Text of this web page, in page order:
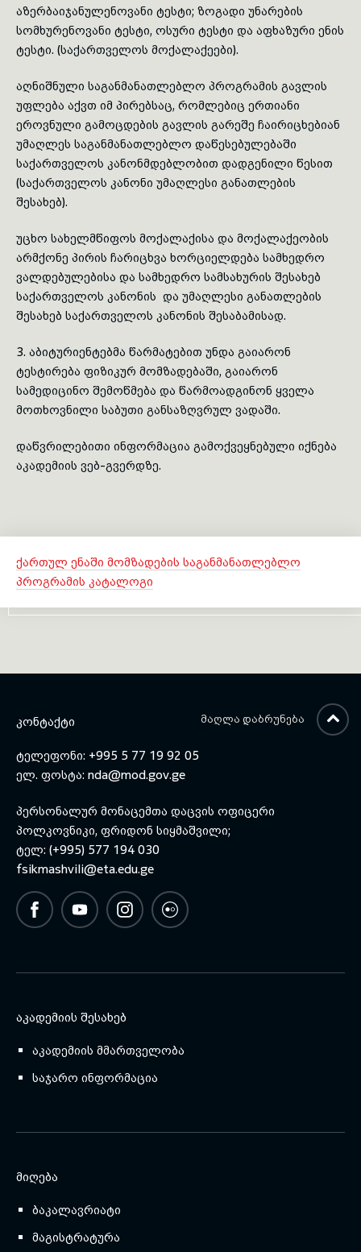
აზერბაიჯანულენოვანი ტესტი; ზოგადი უნარების
სომხურენოვანი ტესტი, ოსური ტესტი და აფხაზური ენის
ტესტი. (საქართველოს მოქალაქეები).
აღნიშნული საგანმანათლებლო პროგრამის გავლის
უფლება აქვთ იმ პირებსაც, რომლებიც ერთიანი
ეროვნული გამოცდების გავლის გარეშე ჩაირიცხებიან
უმაღლეს საგანმანათლებლო დაწესებულებაში
საქართველოს კანონმდებლობით დადგენილი წესით
(საქართველოს კანონი უმაღლესი განათლების
შესახებ).
უცხო სახელმწიფოს მოქალაქისა და მოქალაქეობის
არმქონე პირის ჩარიცხვა ხორციელდება სამხედრო
ვალდებულებისა და სამხედრო სამსახურის შესახებ
საქართველოს კანონის და უმაღლესი განათლების
შესახებ საქართველოს კანონის შესაბამისად.
3. აბიტურიენტებმა წარმატებით უნდა გაიარონ
ტესტირება ფიზიკურ მომზადებაში, გაიარონ
სამედიცინო შემოწმება და წარმოადგინონ ყველა
მოთხოვნილი საბუთი განსაზღვრულ ვადაში.
დაწვრილებითი ინფორმაცია გამოქვეყნებული იქნება
აკადემიის ვებ-გვერდზე.
ქართულ ენაში მომზადების საგანმანათლებლო
პროგრამის კატალოგი
ᲙᲝᲜᲢᲐᲥᲢᲘ
ტელეფონი: +995 5 77 19 92 05
ელ. ფოსტა: nda@mod.gov.ge
პერსონალურ მონაცემთა დაცვის ოფიცერი
პოლკოვნიკი, ფრიდონ სიყმაშვილი;
ტელ: (+995) 577 194 030
fsikmashvili@eta.edu.ge
ᲐᲙᲐᲓᲔᲛᲘᲘᲡ ᲨᲔᲡᲐᲮᲔᲑ
აკადემიის მმართველობა
საჯარო ინფორმაცია
ᲛᲘᲦᲔᲑᲐ
ბაკალავრიატი
მაგისტრატურა
ᲛᲐᲦᲚᲐ ᲓᲐᲑᲠᲣᲜᲔᲑᲐ